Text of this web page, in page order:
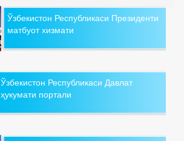
Ўзбекистон Республикаси Президенти
матбуот хизмати
Ўзбекистон Республикаси Давлат
ҳукумати портали